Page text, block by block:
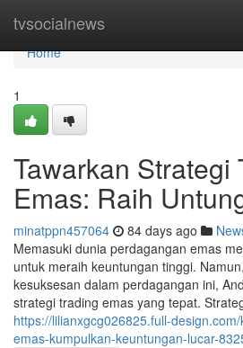
tvsocialnews
Home
Home
1
Tawarkan Strategi
Emas: Raih
minatppn457064 84 days ago
Memasuki dunia perdagangan emas
untuk meraih keuntungan tinggi.
kesuksesan dalam perdagangan ini,
strategi trading emas yang tepat.
https://lilianxgcg026825.full-
emas-kumpulkan-keuntungan-lucar-